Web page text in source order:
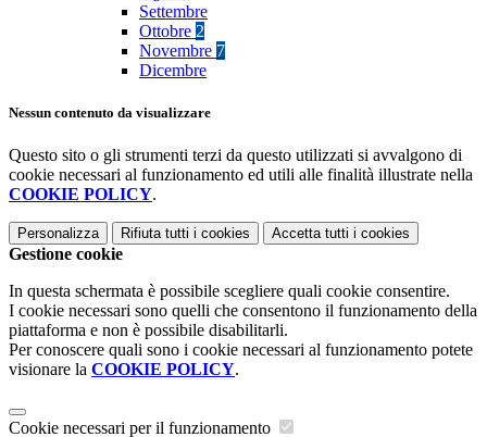
Settembre
Ottobre 2
Novembre 7
Dicembre
Nessun contenuto da visualizzare
Questo sito o gli strumenti terzi da questo utilizzati si avvalgono di
cookie necessari al funzionamento ed utili alle finalità illustrate nella
COOKIE POLICY.
Personalizza Rifiuta tutti i cookies Accetta tutti i cookies
Gestione cookie
In questa schermata è possibile scegliere quali cookie consentire.
I cookie necessari sono quelli che consentono il funzionamento della
piattaforma e non è possibile disabilitarli.
Per conoscere quali sono i cookie necessari al funzionamento potete
visionare la COOKIE POLICY.
Cookie necessari per il funzionamento